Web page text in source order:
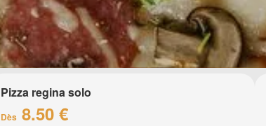
Pizza regina solo
Dès 8.50 €